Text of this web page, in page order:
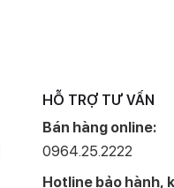
HỖ TRỢ TƯ VẤN
Bán hàng online:
0964.25.2222
Hotline bảo hành,